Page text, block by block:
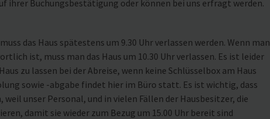
ihrer Buchungsbestätigung oder können bei uns erfragt werden.
das Haus spätestens um 9.30 Uhr verlassen werden. Wenn man
ist, muss man das Haus um 10.30 Uhr verlassen. Es ist leider
zu lassen bei der Abreise, wenn keine Schlüsselbox am Haus
sowie -abgabe findet hier im Büro statt. Es ist wichtig, dass
unser Personal, und in vielen Fällen der Hausbesitzer, die
damit sie wieder zum Bezug um 15.00 Uhr bereit sind